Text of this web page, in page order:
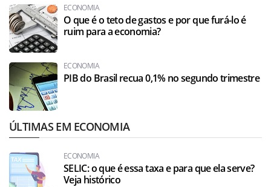
ECONOMIA
O que é o teto de gastos e por que furá-lo é
ruim para a economia?
ECONOMIA
PIB do Brasil recua 0,1% no segundo trimestre
ÚLTIMAS EM ECONOMIA
ECONOMIA
SELIC: o que é essa taxa e para que ela serve?
Veja histórico